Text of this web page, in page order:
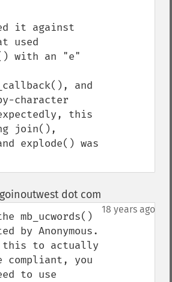
it against
used
with an "e"
and
character
this
join(),
explode() was
dot com
18 years ago
mb_ucwords()
by Anonymous.
to actually
compliant, you
to use